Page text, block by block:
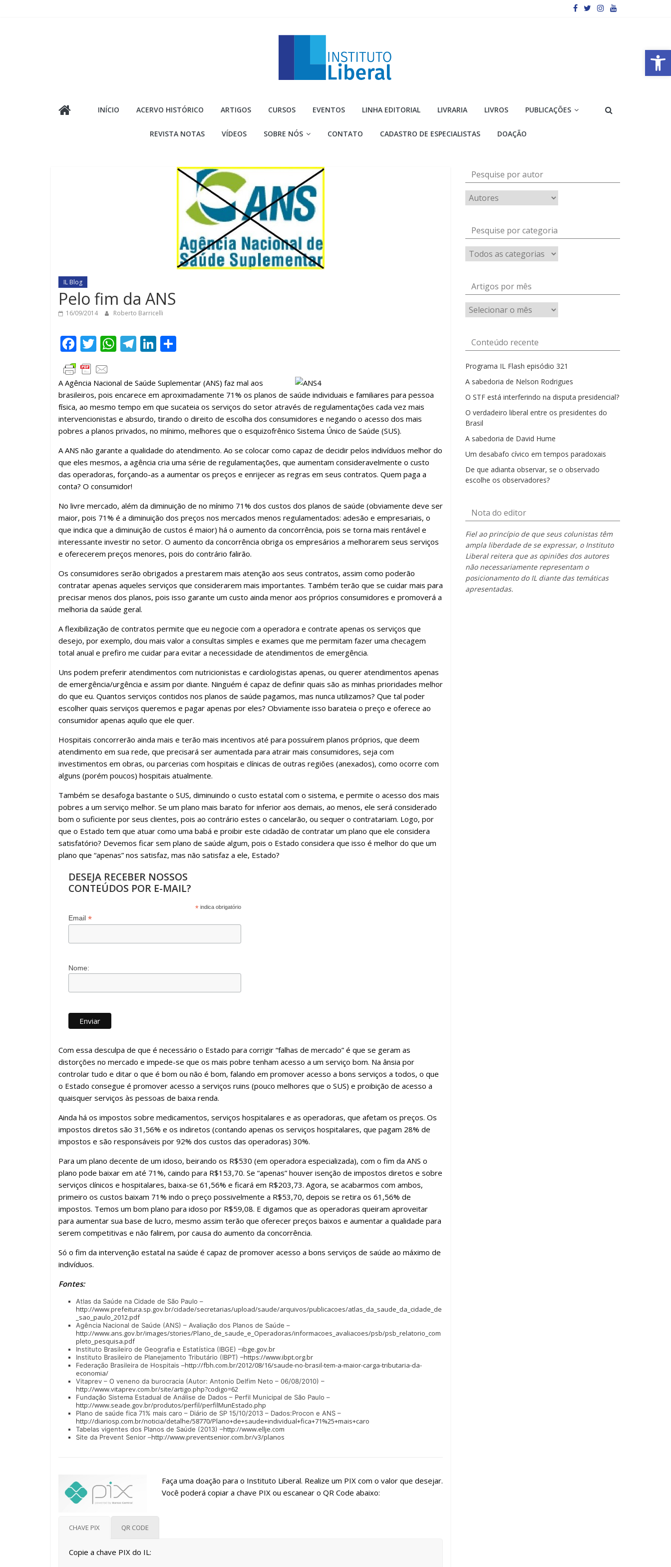
Barra de Ferramentas Aberta
Liberal
a
mais
importante
da
sociedade.
INÍCIO ACERVO HISTÓRICO ARTIGOS CURSOS EVENTOS LINHA EDITORIAL LIVRARIA LIVROS PUBLICAÇÕES
REVISTA NOTAS VÍDEOS SOBRE NÓS CONTATO CADASTRO DE ESPECIALISTAS DOAÇÃO
IL Blog
Pelo fim da ANS
16/09/2014 Roberto Barricelli
F
ac
e
b
o
o
k
T
w
itt
er
W
at
s
A
p
p
T
e
gr
a
m
Li
k
e
dI
n
p
ar
til
h
ar
A Agência Nacional de Saúde Suplementar (ANS) faz mal aos
brasileiros, pois encarece em aproximadamente 71% os planos de saúde individuais e familiares para pessoa
física, ao mesmo tempo em que sucateia os serviços do setor através de regulamentações cada vez mais
intervencionistas e absurdo, tirando o direito de escolha dos consumidores e negando o acesso dos mais
pobres a planos privados, no mínimo, melhores que o esquizofrênico Sistema Único de Saúde (SUS).
A ANS não garante a qualidade do atendimento. Ao se colocar como capaz de decidir pelos indivíduos melhor do
que eles mesmos, a agência cria uma série de regulamentações, que aumentam consideravelmente o custo
das operadoras, forçando-as a aumentar os preços e enrijecer as regras em seus contratos. Quem paga a
conta? O consumidor!
No livre mercado, além da diminuição de no mínimo 71% dos custos dos planos de saúde (obviamente deve ser
maior, pois 71% é a diminuição dos preços nos mercados menos regulamentados: adesão e empresariais, o
que indica que a diminuição de custos é maior) há o aumento da concorrência, pois se torna mais rentável e
interessante investir no setor. O aumento da concorrência obriga os empresários a melhorarem seus serviços
e oferecerem preços menores, pois do contrário falirão.
Os consumidores serão obrigados a prestarem mais atenção aos seus contratos, assim como poderão
contratar apenas aqueles serviços que considerarem mais importantes. Também terão que se cuidar mais para
precisar menos dos planos, pois isso garante um custo ainda menor aos próprios consumidores e promoverá a
melhoria da saúde geral.
A flexibilização de contratos permite que eu negocie com a operadora e contrate apenas os serviços que
desejo, por exemplo, dou mais valor a consultas simples e exames que me permitam fazer uma checagem
total anual e prefiro me cuidar para evitar a necessidade de atendimentos de emergência.
Uns podem preferir atendimentos com nutricionistas e cardiologistas apenas, ou querer atendimentos apenas
de emergência/urgência e assim por diante. Ninguém é capaz de definir quais são as minhas prioridades melhor
do que eu. Quantos serviços contidos nos planos de saúde pagamos, mas nunca utilizamos? Que tal poder
escolher quais serviços queremos e pagar apenas por eles? Obviamente isso barateia o preço e oferece ao
consumidor apenas aquilo que ele quer.
Hospitais concorrerão ainda mais e terão mais incentivos até para possuírem planos próprios, que deem
atendimento em sua rede, que precisará ser aumentada para atrair mais consumidores, seja com
investimentos em obras, ou parcerias com hospitais e clínicas de outras regiões (anexados), como ocorre com
alguns (porém poucos) hospitais atualmente.
Também se desafoga bastante o SUS, diminuindo o custo estatal com o sistema, e permite o acesso dos mais
pobres a um serviço melhor. Se um plano mais barato for inferior aos demais, ao menos, ele será considerado
bom o suficiente por seus clientes, pois ao contrário estes o cancelarão, ou sequer o contratariam. Logo, por
que o Estado tem que atuar como uma babá e proibir este cidadão de contratar um plano que ele considera
satisfatório? Devemos ficar sem plano de saúde algum, pois o Estado considera que isso é melhor do que um
plano que “apenas” nos satisfaz, mas não satisfaz a ele, Estado?
DESEJA RECEBER NOSSOS
CONTEÚDOS POR E-MAIL?
*indica obrigatório
Email *
Nome:
Com essa desculpa de que é necessário o Estado para corrigir “falhas de mercado” é que se geram as
distorções no mercado e impede-se que os mais pobre tenham acesso a um serviço bom. Na ânsia por
controlar tudo e ditar o que é bom ou não é bom, falando em promover acesso a bons serviços a todos, o que
o Estado consegue é promover acesso a serviços ruins (pouco melhores que o SUS) e proibição de acesso a
quaisquer serviços às pessoas de baixa renda.
Ainda há os impostos sobre medicamentos, serviços hospitalares e as operadoras, que afetam os preços. Os
impostos diretos são 31,56% e os indiretos (contando apenas os serviços hospitalares, que pagam 28% de
impostos e são responsáveis por 92% dos custos das operadoras) 30%.
Para um plano decente de um idoso, beirando os R$530 (em operadora especializada), com o fim da ANS o
plano pode baixar em até 71%, caindo para R$153,70. Se “apenas” houver isenção de impostos diretos e sobre
serviços clínicos e hospitalares, baixa-se 61,56% e ficará em R$203,73. Agora, se acabarmos com ambos,
primeiro os custos baixam 71% indo o preço possivelmente a R$53,70, depois se retira os 61,56% de
impostos. Temos um bom plano para idoso por R$59,08. E digamos que as operadoras queiram aproveitar
para aumentar sua base de lucro, mesmo assim terão que oferecer preços baixos e aumentar a qualidade para
serem competitivas e não falirem, por causa do aumento da concorrência.
Só o fim da intervenção estatal na saúde é capaz de promover acesso a bons serviços de saúde ao máximo de
indivíduos.
Fontes:
Atlas da Saúde na Cidade de São Paulo –
http://www.prefeitura.sp.gov.br/cidade/secretarias/upload/saude/arquivos/publicacoes/atlas_da_saude_da_cidade_de
_sao_paulo_2012.pdf
Agência Nacional de Saúde (ANS) – Avaliação dos Planos de Saúde –
http://www.ans.gov.br/images/stories/Plano_de_saude_e_Operadoras/informacoes_avaliacoes/psb/psb_relatorio_com
pleto_pesquisa.pdf
Instituto Brasileiro de Geografia e Estatística (IBGE) –ibge.gov.br
Instituto Brasileiro de Planejamento Tributário (IBPT) –https://www.ibpt.org.br
Federação Brasileira de Hospitais –http://fbh.com.br/2012/08/16/saude-no-brasil-tem-a-maior-carga-tributaria-da-
economia/
Vitaprev – O veneno da burocracia (Autor: Antonio Delfim Neto – 06/08/2010) –
http://www.vitaprev.com.br/site/artigo.php?codigo=62
Fundação Sistema Estadual de Análise de Dados – Perfil Municipal de São Paulo –
http://www.seade.gov.br/produtos/perfil/perfilMunEstado.php
Plano de saúde fica 71% mais caro – Diário de SP 15/10/2013 – Dados:Procon e ANS –
http://diariosp.com.br/noticia/detalhe/58770/Plano+de+saude+individual+fica+71%25+mais+caro
Tabelas vigentes dos Planos de Saúde (2013) –http://www.ellje.com
Site da Prevent Senior –http://www.preventsenior.com.br/v3/planos
Faça uma doação para o Instituto Liberal. Realize um PIX com o valor que desejar.
Você poderá copiar a chave PIX ou escanear o QR Code abaixo:
CHAVE PIX QR CODE
Copie a chave PIX do IL:
Pesquise por autor
Pesquise por categoria
Artigos por mês
Artigos
por
Conteúdo recente
Programa IL Flash episódio 321
A sabedoria de Nelson Rodrigues
O STF está interferindo na disputa presidencial?
O verdadeiro liberal entre os presidentes do
Brasil
A sabedoria de David Hume
Um desabafo cívico em tempos paradoxais
De que adianta observar, se o observado
escolhe os observadores?
Nota do editor
Fiel ao princípio de que seus colunistas têm
ampla liberdade de se expressar, o Instituto
Liberal reitera que as opiniões dos autores
não necessariamente representam o
posicionamento do IL diante das temáticas
apresentadas.